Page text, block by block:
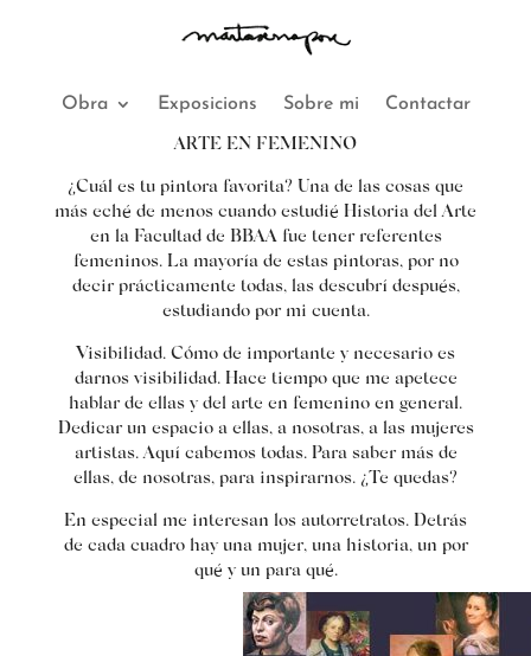
Obra Exposicions Sobre mi Contactar
ARTE EN FEMENINO
¿Cuál es tu pintora favorita? Una de las cosas que
más eché de menos cuando estudié Historia del Arte
en la Facultad de BBAA fue tener referentes
femeninos. La mayoría de estas pintoras, por no
decir prácticamente todas, las descubrí después,
estudiando por mi cuenta.
Visibilidad. Cómo de importante y necesario es
darnos visibilidad. Hace tiempo que me apetece
hablar de ellas y del arte en femenino en general.
Dedicar un espacio a ellas, a nosotras, a las mujeres
artistas. Aquí cabemos todas. Para saber más de
ellas, de nosotras, para inspirarnos. ¿Te quedas?
En especial me interesan los autorretratos. Detrás
de cada cuadro hay una mujer, una historia, un por
qué y un para qué.